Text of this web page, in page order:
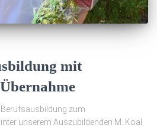
mit
Berufsausbildung zum
unserem Auszubildenden M. Koal.